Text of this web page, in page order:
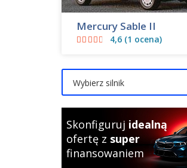
Mercury Sable II
4,6 (1 ocena)
Wybierz silnik
Skonfiguruj idealną
ofertę z super
finansowaniem